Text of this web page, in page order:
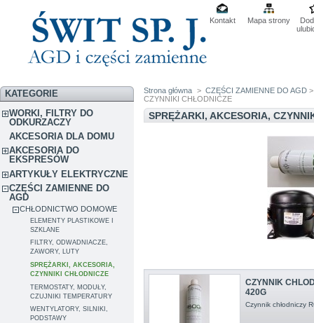
Kontakt Mapa strony
KATEGORIE
WORKI, FILTRY DO
ODKURZACZY
AKCESORIA DLA DOMU
AKCESORIA DO
EKSPRESÓW
ARTYKUŁY ELEKTRYCZNE
CZĘŚCI ZAMIENNE DO
AGD
CHŁODNICTWO DOMOWE
ELEMENTY PLASTIKOWE I
SZKLANE
FILTRY, ODWADNIACZE,
ZAWORY, LUTY
SPRĘŻARKI, AKCESORIA,
CZYNNIKI CHŁODNICZE
TERMOSTATY, MODUŁY,
CZUJNIKI TEMPERATURY
WENTYLATORY, SILNIKI,
PODSTAWY
Strona główna > CZĘŚCI ZAMIENNE DO AGD
CZYNNIKI CHŁODNICZE
SPRĘŻARKI, AKCESORIA,
CZYNNIK
420G
Czynnik chłodniczy